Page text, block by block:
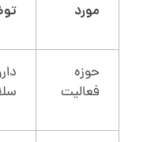
مورد
حوزه
فعالیت